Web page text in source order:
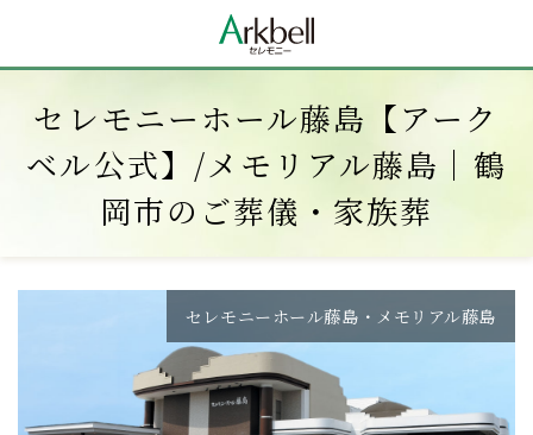
セレモニーホール藤島【アーク
ベル公式】/メモリアル藤島｜鶴
岡市のご葬儀・家族葬
セレモニーホール藤島・メモリアル藤島